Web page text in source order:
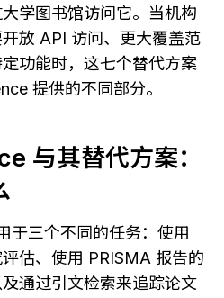
学图书馆访问它。当机构
放 API 访问、更大覆盖范
功能时，这七个替代方案
提供的不同部分。
与其替代方案：
于三个不同的任务：使用
估、使用 PRISMA 报告的
通过引文检索来追踪论文